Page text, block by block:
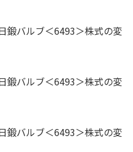
鍛バルブ＜6493＞株式の変
鍛バルブ＜6493＞株式の変
鍛バルブ＜6493＞株式の変